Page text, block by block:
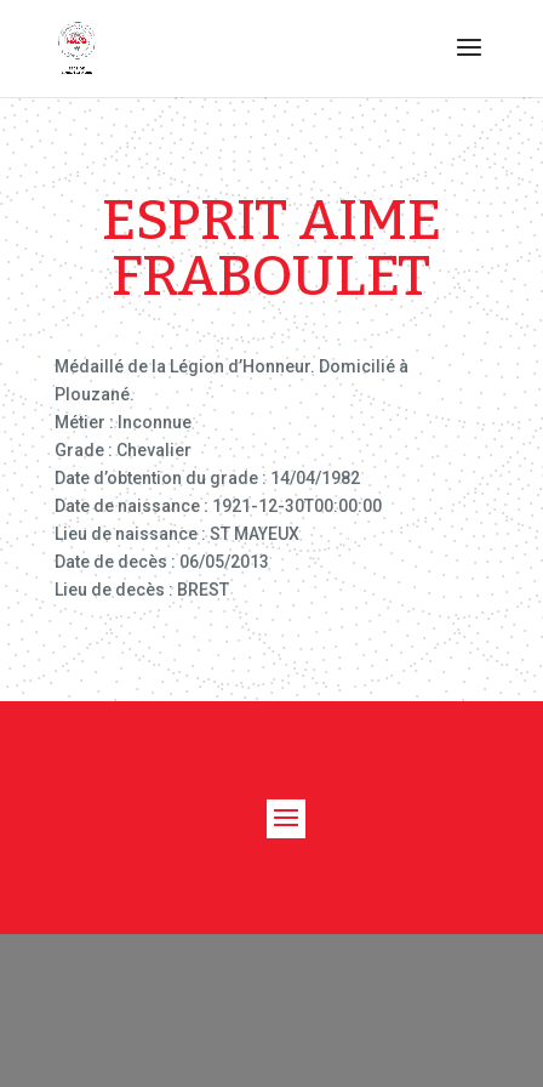
ESPRIT AIME
FRABOULET
Médaillé de la Légion d’Honneur. Domicilié à
Plouzané.
Métier : Inconnue
Grade : Chevalier
Date d’obtention du grade : 14/04/1982
Date de naissance : 1921-12-30T00:00:00
Lieu de naissance : ST MAYEUX
Date de decès : 06/05/2013
Lieu de decès : BREST